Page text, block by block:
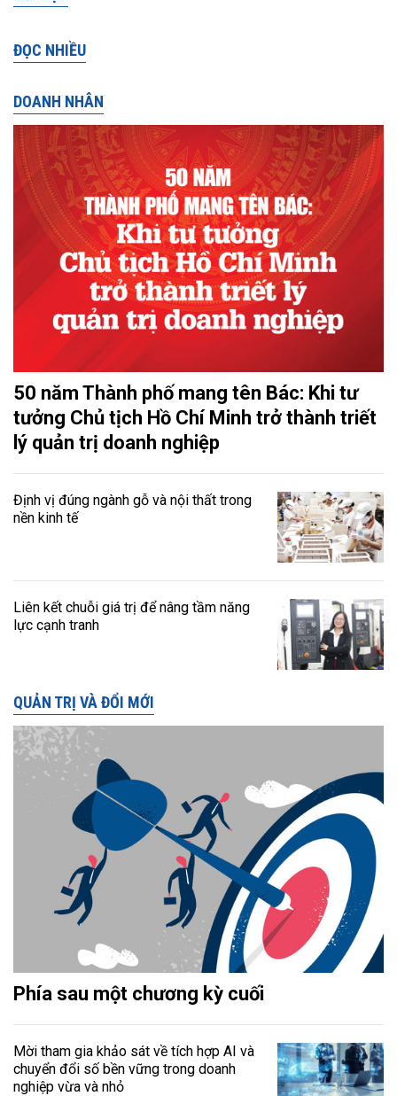
ĐỌC NHIỀU
DOANH NHÂN
50 năm Thành phố mang tên Bác: Khi tư
tưởng Chủ tịch Hồ Chí Minh trở thành triết
lý quản trị doanh nghiệp
Định vị đúng ngành gỗ và nội thất trong
nền kinh tế
Liên kết chuỗi giá trị để nâng tầm năng
lực cạnh tranh
QUẢN TRỊ VÀ ĐỔI MỚI
Phía sau một chương kỳ cuối
Mời tham gia khảo sát về tích hợp AI và
chuyển đổi số bền vững trong doanh
nghiệp vừa và nhỏ